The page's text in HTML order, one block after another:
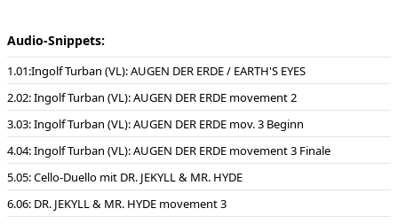
Audio-Snippets:
01:Ingolf Turban (VL): AUGEN DER ERDE / EARTH'S EYES
02: Ingolf Turban (VL): AUGEN DER ERDE movement 2
03: Ingolf Turban (VL): AUGEN DER ERDE mov. 3 Beginn
04: Ingolf Turban (VL): AUGEN DER ERDE movement 3 Finale
05: Cello-Duello mit DR. JEKYLL & MR. HYDE
06: DR. JEKYLL & MR. HYDE movement 3
Musikverlag Ries & Erler
Ingolf Turban (Violine)
________________________________________
„DR. JEKYLL & MR. HYDE“ KONZERT FÜR
2 VIOLONCELLI UND STREICHORCHESTER
Id4 I: Prologue
Id5 II: „Good“ and „evil“ in Dr. Jekylls Laboratory
Id6 III: Foggy London: Carew is murdered
Id7 IV: Mr. Hyde, the hunted outlaw (Scherzo)
Id8 V: Manic depression, Metamorphosis and Suicide
Id9 VI : Epilogue